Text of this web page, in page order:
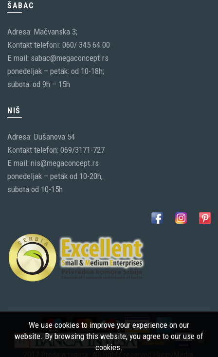
ŠABAC
Adresa: Mačvanska 3;
Kontakt telefoni: 060/ 345 64 00
E mail: sabac@megaconcept.rs
ponedeljak – petak: od 10-18h;
subota: od 9h – 15h
NIŠ
Adresa: Dušanova 54
Kontakt telefon: 069/3171-727
E mail: nis@megaconcept.rs
ponedeljak – petak od 10-20h,
subota od 10-15h
©
We use cookies to improve your experience on our
website. By browsing this website, you agree to our use of
cookies.